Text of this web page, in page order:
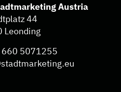
Austria
44
Leonding
660 5071255